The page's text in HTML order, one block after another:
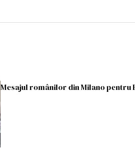
Mesajul românilor din Milano pentru